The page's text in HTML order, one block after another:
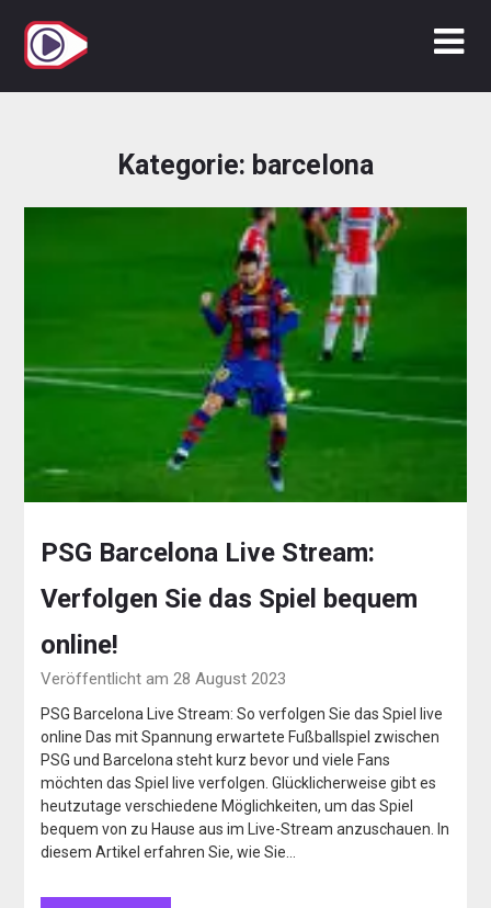
Inhalt
springen
Kategorie: barcelona
PSG Barcelona Live Stream:
Verfolgen Sie das Spiel bequem
online!
Veröffentlicht am 28 August 2023
PSG Barcelona Live Stream: So verfolgen Sie das Spiel live
online Das mit Spannung erwartete Fußballspiel zwischen
PSG und Barcelona steht kurz bevor und viele Fans
möchten das Spiel live verfolgen. Glücklicherweise gibt es
heutzutage verschiedene Möglichkeiten, um das Spiel
bequem von zu Hause aus im Live-Stream anzuschauen. In
diesem Artikel erfahren Sie, wie Sie…